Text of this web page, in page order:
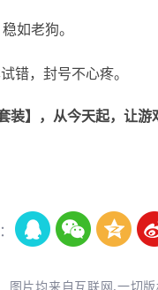
如老狗。
错，封号不心疼。
】，从今天起，让游
图片均来自互联网,一切版